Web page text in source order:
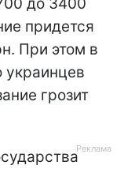
придется
При этом в
украинцев
грозит